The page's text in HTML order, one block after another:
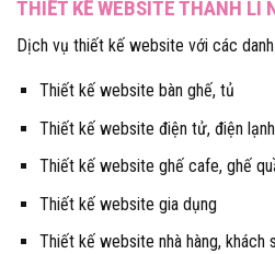
THIẾT KẾ WEBSITE THANH LÍ
Dịch vụ thiết kế website với các
Thiết kế website bàn ghế, tủ
Thiết kế website điện tử, điện lạnh
Thiết kế website ghế cafe, ghế
Thiết kế website gia dụng
Thiết kế website nhà hàng, khách